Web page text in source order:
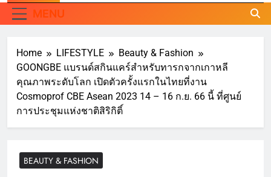
MENU
Home LIFESTYLE
Beauty & Fashion
GOONGBE แบรนด์สกินแคร์สำหรับทารกจากเกาหลี
คุณภาพระดับโลก เปิดตัวครั้งแรกในไทยที่งาน
Cosmoprof CBE Asean 2023 14 – 16 ก.ย. 66 นี้ ที่ศูนย์
การประชุมแห่งชาติสิริกิติ์
BEAUTY & FASHION